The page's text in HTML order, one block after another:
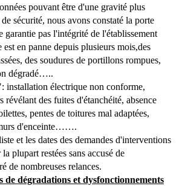
pouvant être d'une gravité plus
sécurité, nous avons constaté la porte
garantie pas l'intégrité de l'établissement
en panne depuis plusieurs mois,des
des soudures de portillons rompues,
dégradé…..
installation électrique non conforme,
révélant des fuites d'étanchéité, absence
pentes de toitures mal adaptées,
d'enceinte…….
et les dates des demandes d'interventions
plupart restées sans accusé de
nombreuses relances.
de dégradations et dysfonctionnements